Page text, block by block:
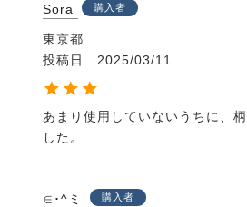
Sora 購入者
東京都
投稿日
2025/03/11
あまり使用していないうちに、
した。
∈･^ミ 購入者